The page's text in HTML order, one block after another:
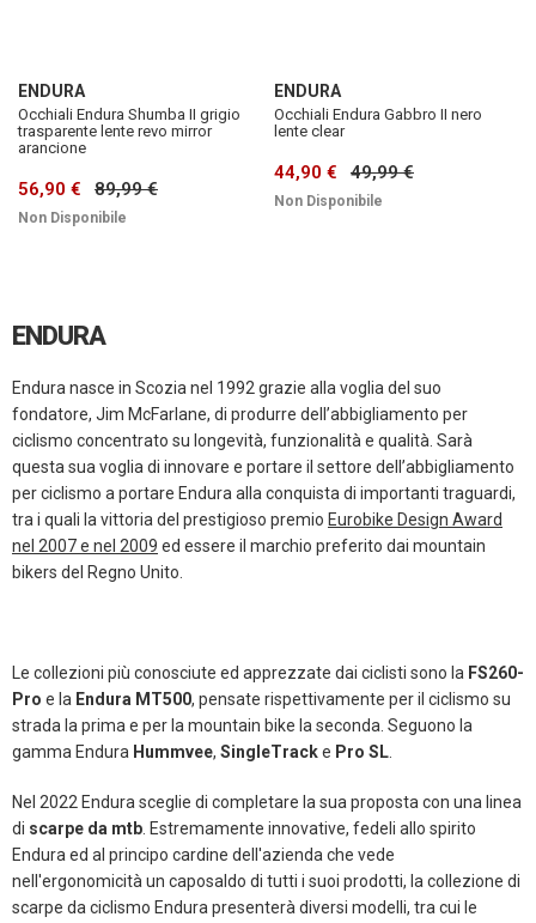
ENDURA
Occhiali Endura Shumba II grigio
trasparente lente revo mirror
arancione
56,90 € 89,99 €
Non Disponibile
ENDURA
Occhiali Endura Gabbro II nero
lente clear
44,90 € 49,99 €
Non Disponibile
ENDURA
Endura nasce in Scozia nel 1992 grazie alla voglia del suo
fondatore, Jim McFarlane, di produrre dell’abbigliamento per
ciclismo concentrato su longevità, funzionalità e qualità. Sarà
questa sua voglia di innovare e portare il settore dell’abbigliamento
per ciclismo a portare Endura alla conquista di importanti traguardi,
tra i quali la vittoria del prestigioso premio Eurobike Design Award
nel 2007 e nel 2009 ed essere il marchio preferito dai mountain
bikers del Regno Unito.
Le collezioni più conosciute ed apprezzate dai ciclisti sono la FS260-
Pro e la Endura MT500, pensate rispettivamente per il ciclismo su
strada la prima e per la mountain bike la seconda. Seguono la
gamma Endura Hummvee, SingleTracke Pro SL
Nel 2022 Endura sceglie di completare la sua proposta con una linea
di scarpe da mtb . Estremamente innovative, fedeli allo spirito
Endura ed al principo cardine dell'azienda che vede
nell'ergonomicità un caposaldo di tutti i suoi prodotti, la collezione di
scarpe da ciclismo Endura presenterà diversi modelli, tra cui le